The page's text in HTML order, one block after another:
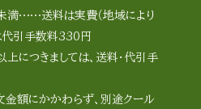
満……送料は実費（地域により
代引手数料330円
につきましては、送料・代引手
金額にかかわらず、別途クール